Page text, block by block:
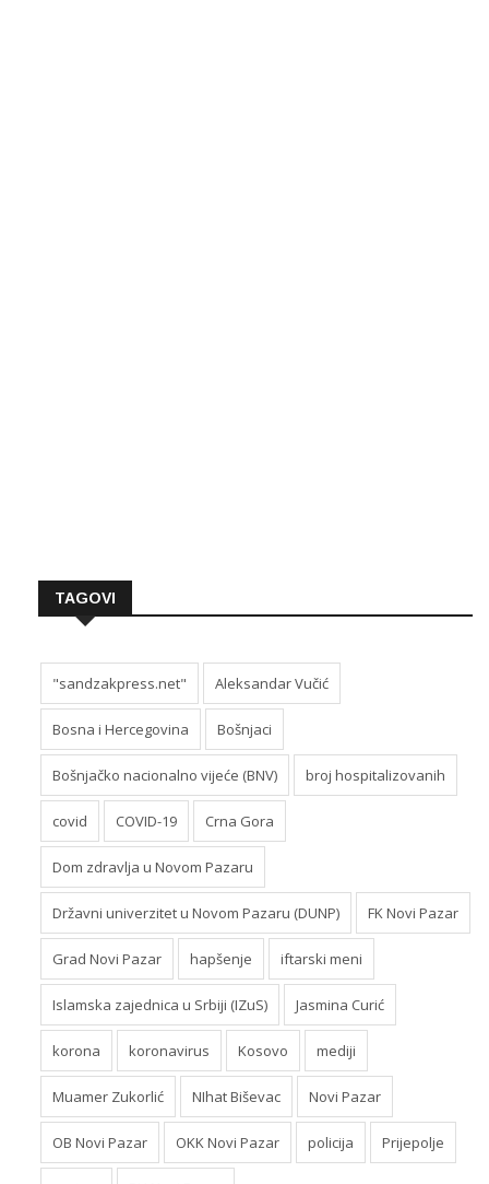
TAGOVI
"sandzakpress.net" Aleksandar Vučić
Bosna i Hercegovina Bošnjaci
Bošnjačko nacionalno vijeće (BNV) broj hospitalizovanih
covid COVID-19 Crna Gora
Dom zdravlja u Novom Pazaru
Državni univerzitet u Novom Pazaru (DUNP) FK Novi Pazar
Grad Novi Pazar hapšenje iftarski meni
Islamska zajednica u Srbiji (IZuS) Jasmina Curić
korona koronavirus Kosovo mediji
Muamer Zukorlić NIhat Biševac Novi Pazar
OB Novi Pazar OKK Novi Pazar policija Prijepolje